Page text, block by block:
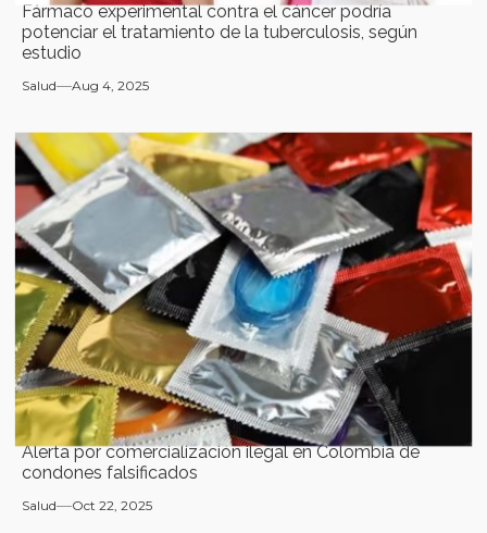
Fármaco experimental contra el cáncer podría
potenciar el tratamiento de la tuberculosis, según
estudio
Salud Aug 4, 2025
Alerta por comercialización ilegal en Colombia de
condones falsificados
Salud Oct 22, 2025